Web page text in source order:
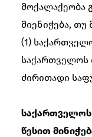
მოქალაქეობა
მიენიჭება,
(1)
საქართველოს
ძირითადი
საქართველოს
წესით